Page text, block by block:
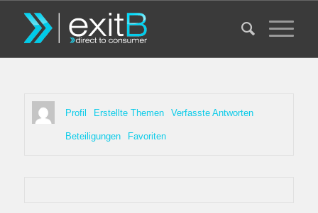
Profil Erstellte Themen Verfasste Antworten
Beteiligungen Favoriten